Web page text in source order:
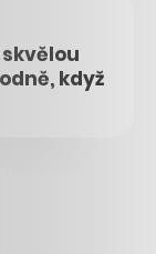
když